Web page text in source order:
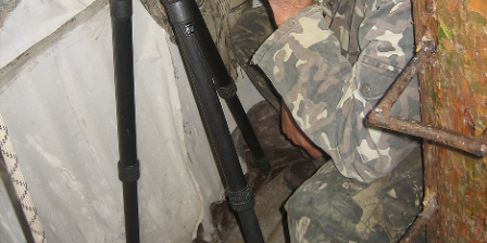
Наши
мероприятия